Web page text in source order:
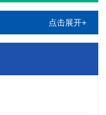
点击展开+